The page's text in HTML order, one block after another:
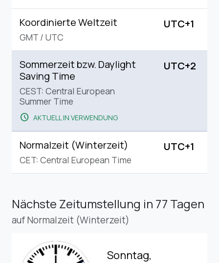
Koordinierte Weltzeit
GMT / UTC
UTC+1
Sommerzeit bzw. Daylight
Saving Time
CEST: Central European
Summer Time
schedule AKTUELL IN VERWENDUNG
UTC+2
Normalzeit (Winterzeit)
CET: Central European Time
UTC+1
Nächste Zeitumstellung in 77 Tagen
auf Normalzeit (Winterzeit)
Sonntag,